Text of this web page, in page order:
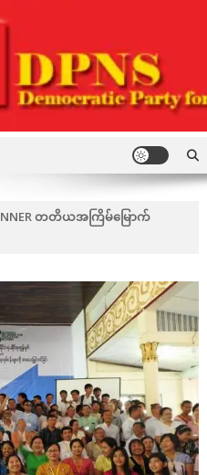
NNER တတိယအကြိမ်မြောက်